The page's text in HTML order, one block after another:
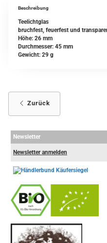
Beschreibung
Teelichtglas
bruchfest, feuerfest und
Höhe: 26 mm
Durchmesser: 45 mm
Gewicht: 29 g
Zurück
Newsletter
Newsletter anmelden